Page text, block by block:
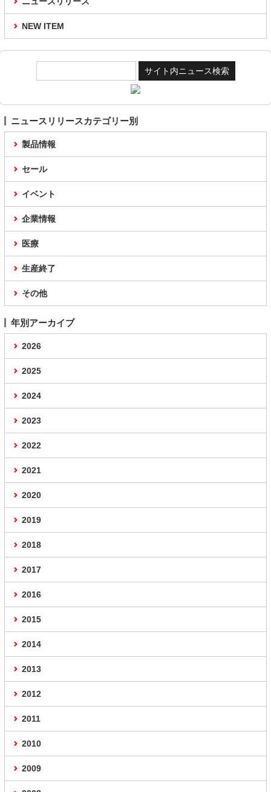
NEW ITEM
ニュースリリースカテゴリー別
製品情報
セール
イベント
企業情報
医療
生産終了
その他
年別アーカイブ
2026
2025
2024
2023
2022
2021
2020
2019
2018
2017
2016
2015
2014
2013
2012
2011
2010
2009